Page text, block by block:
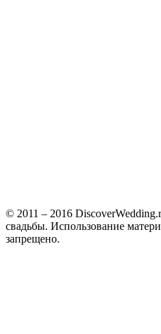
© 2011 – 2016
свадьбы. Использование
запрещено.